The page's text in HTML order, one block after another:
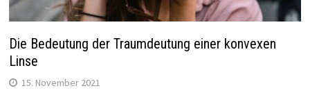
Die Bedeutung der Traumdeutung einer konvexen
Linse
15. November 2021